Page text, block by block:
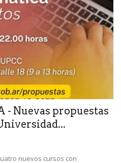
- Nuevas propuestas
nuevos cursos con